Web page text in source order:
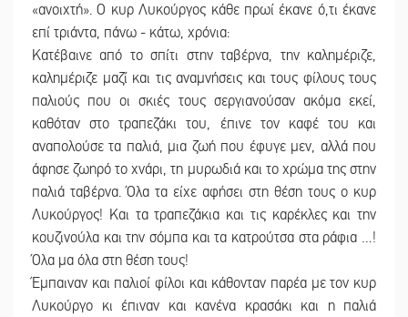
«ανοιχτή». Ο κυρ Λυκούργος κάθε πρωί έκανε ό,τι έκανε
επί τριάντα, πάνω - κάτω, χρόνια:
Κατέβαινε από το σπίτι στην ταβέρνα, την καλημέριζε,
καλημέριζε μαζί και τις αναμνήσεις και τους φίλους τους
παλιούς που οι σκιές τους σεργιανούσαν ακόμα εκεί,
καθόταν στο τραπεζάκι του, έπινε τον καφέ του και
αναπολούσε τα παλιά, μια ζωή που έφυγε μεν, αλλά που
άφησε ζωηρό το χνάρι, τη μυρωδιά και το χρώμα της στην
παλιά ταβέρνα. Όλα τα είχε αφήσει στη θέση τους ο κυρ
Λυκούργος! Και τα τραπεζάκια και τις καρέκλες και την
κουζινούλα και την σόμπα και τα κατρούτσα στα ράφια …!
Όλα μα όλα στη θέση τους!
Έμπαιναν και παλιοί φίλοι και κάθονταν παρέα με τον κυρ
Λυκούργο κι έπιναν και κανένα κρασάκι και η παλιά